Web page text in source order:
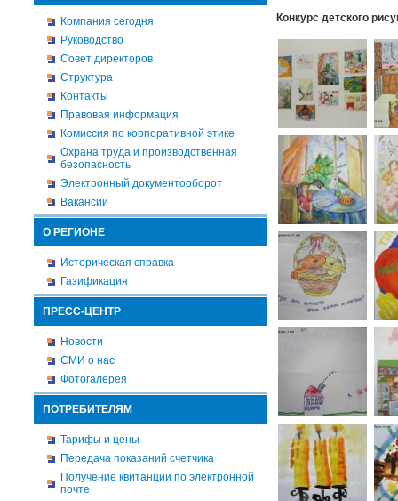
Компания сегодня
Руководство
Совет директоров
Структура
Контакты
Правовая информация
Комиссия по корпоративной этике
Охрана труда и производственная
безопасность
Электронный документооборот
Вакансии
О РЕГИОНЕ
Историческая справка
Газификация
ПРЕСС-ЦЕНТР
Новости
СМИ о нас
Фотогалерея
ПОТРЕБИТЕЛЯМ
Тарифы и цены
Передача показаний счетчика
Получение квитанции по электронной
почте
Конкурс детского